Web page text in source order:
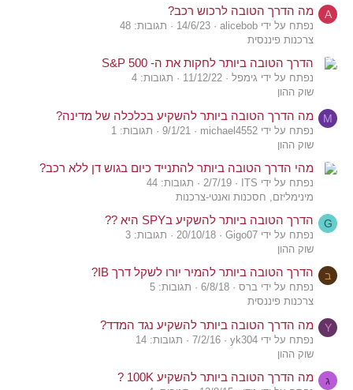
A מה הדרך הטובה לרכוש רכב?
נפתח על ידי alicebob 14/6/23
תגובות: 48
צרכנות פיננסית
הדרך הטובה ביותר לחקות את ה- S&P 500
נפתח על ידי גימפל 11/12/22
תגובות: 4
שוק ההון
M מה הדרך הטובה ביותר להשקיע בכלכלה של מדינה?
נפתח על ידי michael4552 9/1/21
תגובות: 1
שוק ההון
מהי הדרך הטובה ביותר להתנייד כיום בגוש דן ללא רכב?
נפתח על ידי ITS 2/7/19
תגובות: 44
מינימליזם, חסכנות ואנטי-צרכנות
G הדרך הטובה ביותר להשקיע בSPY היא ??
נפתח על ידי Gigo07 20/10/18
תגובות: 3
שוק ההון
ב הדרך הטובה ביותר להמיר יורו לשקל דרך IB?
נפתח על ידי ברס 6/8/18
תגובות: 5
צרכנות פיננסית
Y מה הדרך הטובה ביותר להשקיע נגד המדד?
נפתח על ידי yk304 7/2/16
תגובות: 14
שוק ההון
ג מה הדרך הטובה ביותר להשקיע 100K ?